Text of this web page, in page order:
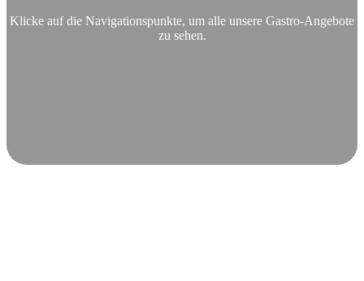
Klicke auf die Navigationspunkte, um alle unsere Gastro-Angebote
zu sehen.